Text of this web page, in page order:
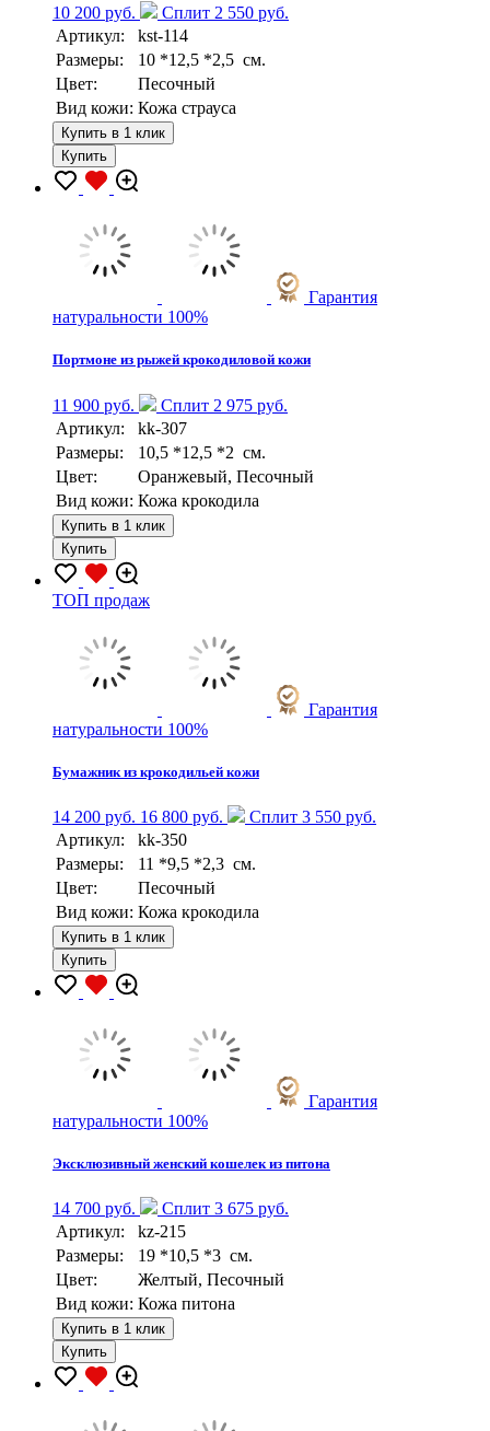
10 200 руб.
Сплит 2 550 руб.
Артикул:
kst-114
Размеры:
10 *12,5 *2,5 см.
Цвет:
Песочный
Вид кожи: Кожа страуса
Купить в 1 клик
Купить
Гарантия
натуральности 100%
Портмоне из рыжей крокодиловой кожи
11 900 руб.
Сплит 2 975 руб.
Артикул:
kk-307
Размеры:
10,5 *12,5 *2 см.
Цвет:
Оранжевый, Песочный
Вид кожи: Кожа крокодила
Купить в 1 клик
Купить
TOП продаж
Гарантия
натуральности 100%
Бумажник из крокодильей кожи
14 200 руб. 16 800 руб.
Сплит 3 550 руб.
Артикул:
kk-350
Размеры:
11 *9,5 *2,3 см.
Цвет:
Песочный
Вид кожи: Кожа крокодила
Купить в 1 клик
Купить
Гарантия
натуральности 100%
Эксклюзивный женский кошелек из питона
14 700 руб.
Сплит 3 675 руб.
Артикул:
kz-215
Размеры:
19 *10,5 *3 см.
Цвет:
Желтый, Песочный
Вид кожи: Кожа питона
Купить в 1 клик
Купить